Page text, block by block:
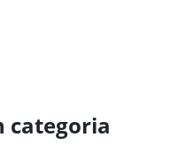
categoria